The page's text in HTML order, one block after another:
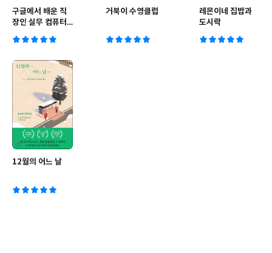
구글에서 배운 직
장인 실무 컴퓨터
거북이 수영클럽
레몬이네 집밥과
도시락
12월의 어느 날